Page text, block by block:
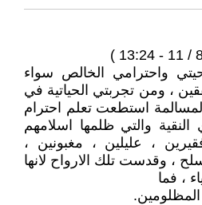
واحترامي الخالص سواء
، ومن تجربتي الحياتية في
استطعت تعلم احترام
والتي ظلمها اسلامهم
فقيرين ، عليلين ، مغبونين ،
، وقدست تلك الارواح لانها
، فما
المظلومين.